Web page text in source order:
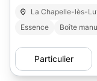
La Chapelle-lès-
Essence
Boîte
Particulier